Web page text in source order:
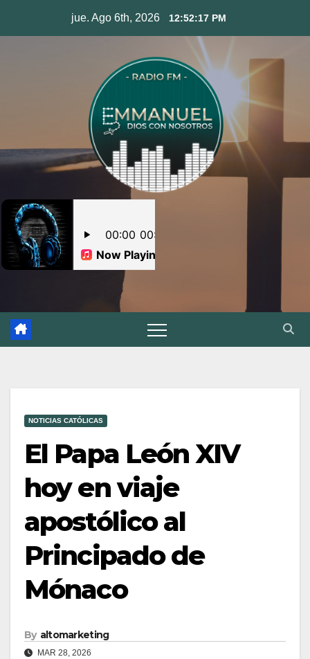
jue. Ago 6th, 2026 12:52:18 PM
NOTICIAS CATÓLICAS
El Papa León XIV
hoy en viaje
apostólico al
Principado de
Mónaco
By altomarketing
MAR 28, 2026